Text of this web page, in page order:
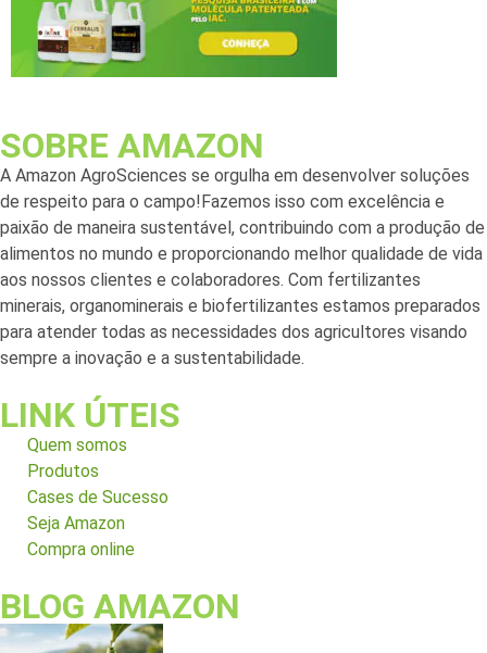
SOBRE AMAZON
A Amazon AgroSciences se orgulha em desenvolver soluções
de respeito para o campo!Fazemos isso com excelência e
paixão de maneira sustentável, contribuindo com a produção de
alimentos no mundo e proporcionando melhor qualidade de vida
aos nossos clientes e colaboradores. Com fertilizantes
minerais, organominerais e biofertilizantes estamos preparados
para atender todas as necessidades dos agricultores visando
sempre a inovação e a sustentabilidade.
LINK ÚTEIS
Quem somos
Produtos
Cases de Sucesso
Seja Amazon
Compra online
BLOG AMAZON